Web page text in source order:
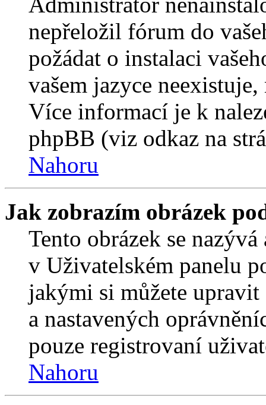
nepřeložil fórum do
požádat o instalaci
vašem jazyce
Více informací je k
phpBB (viz odkaz na
Nahoru
Jak zobrazím obrázek
Tento obrázek se
v Uživatelském panelu
jakými si můžete
a nastavených
pouze registrovaní
Nahoru